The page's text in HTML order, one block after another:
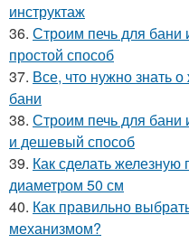
инструктаж
36. Строим печь для бани
простой способ
37. Все, что нужно знать
бани
38. Строим печь для бани
и дешевый способ
39. Как сделать железную
диаметром 50 см
40. Как правильно
механизмом?